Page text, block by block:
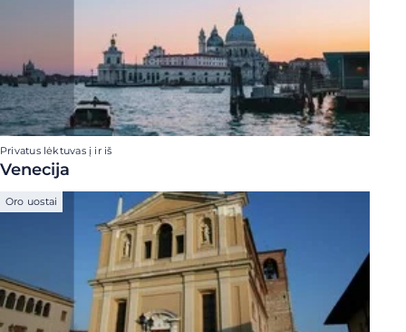
Privatus lėktuvas į ir iš
Venecija
Oro uostai